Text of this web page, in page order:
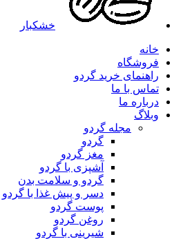
خشکبار
خانه
فروشگاه
راهنمای خرید گردو
تماس با ما
درباره ما
وبلاگ
مجله گردو
گردو
مغز گردو
آشپزی با گردو
گردو و سلامت بدن
دسر و پیش غذا با گردو
پوست گردو
روغن گردو
شیرینی با گردو